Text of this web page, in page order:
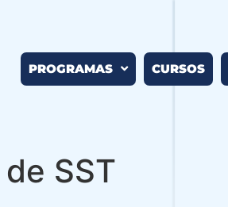
PROGRAMAS CURSOS
SST